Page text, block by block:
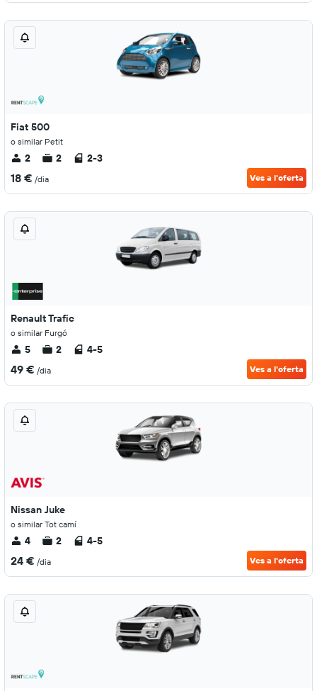
Fiat 500
o similar Petit
2 2 2-3
18 € /dia Ves a l'oferta
Renault Trafic
o similar Furgó
5 2 4-5
49 € /dia Ves a l'oferta
Nissan Juke
o similar Tot camí
4 2 4-5
24 € /dia Ves a l'oferta